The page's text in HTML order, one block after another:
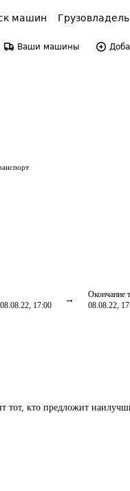
машин
Ваши машины
17:00
Окончание
08.08.22,
тот, кто предложит